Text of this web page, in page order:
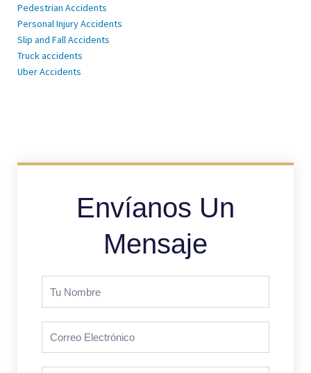
Pedestrian Accidents
Personal Injury Accidents
Slip and Fall Accidents
Truck accidents
Uber Accidents
Envíanos Un
Mensaje
Nombre
electrónico